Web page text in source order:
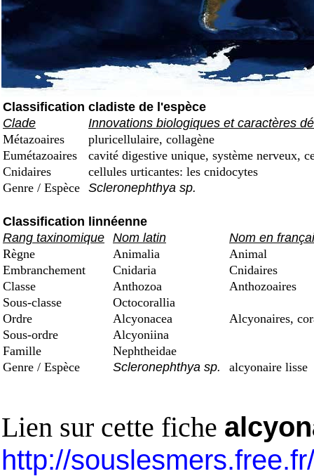
Classification cladiste de l'espèce
Clade
Innovations biologiques et caractères
Métazoaires
pluricellulaire, collagène
Eumétazoaires
cavité digestive unique, système nerveux,
Cnidaires
cellules urticantes: les cnidocytes
Genre / Espèce Scleronephthya sp.
Classification linnéenne
Rang taxinomique Nom latin
Nom en
Règne
Animalia
Animal
Embranchement
Cnidaria
Cnidaires
Classe
Anthozoa
Anthozoaires
Sous-classe
Octocorallia
Ordre
Alcyonacea
Alcyonaires,
Sous-ordre
Alcyoniina
Famille
Nephtheidae
Genre / Espèce
Scleronephthya sp. alcyonaire lisse
Lien sur cette fiche
http://